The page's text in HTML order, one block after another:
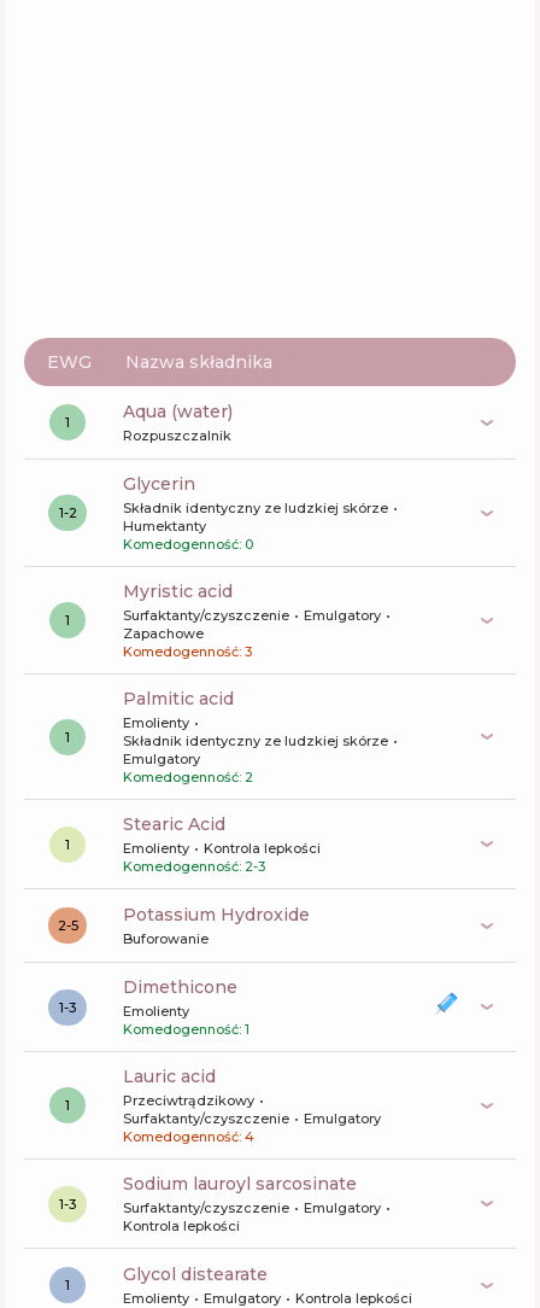
EWG Nazwa składnika
1 aqua (water)
Rozpuszczalnik
1-2
glycerin
Składnik identyczny ze ludzkiej skórze
Humektanty
Komedogenność: 0
1
myristic acid
Surfaktanty/czyszczenie
Emulgatory
Zapachowe
Komedogenność: 3
1
palmitic acid
Emolienty
Składnik identyczny ze ludzkiej skórze
Emulgatory
Komedogenność: 2
1
Stearic Acid
Emolienty
Kontrola lepkości
Komedogenność: 2-3
2-5 Potassium Hydroxide
Buforowanie
1-3
dimethicone
Emolienty
Komedogenność: 1
1
lauric acid
Przeciwtrądzikowy
Surfaktanty/czyszczenie
Emulgatory
Komedogenność: 4
1-3
sodium lauroyl sarcosinate
Surfaktanty/czyszczenie
Emulgatory
Kontrola lepkości
1 glycol distearate
Emolienty Emulgatory Kontrola lepkości